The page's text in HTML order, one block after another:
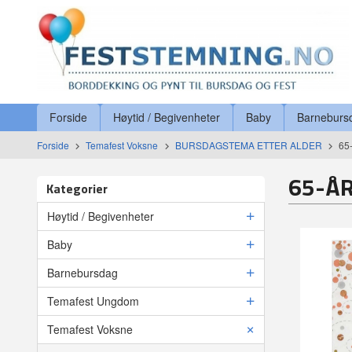
innholdet
Produkter
Forside Høytid / Begivenheter Baby
Forside Temafest Voksne BURSDAGSTEMA ETTER ALDER
Kategorier
Høytid / Begivenheter
Baby
Barnebursdag
Temafest Ungdom
Temafest Voksne
65-